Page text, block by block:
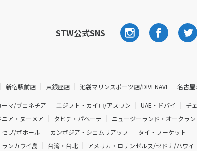
STW公式SNS
新宿駅前店 東銀座店 池袋マリンスポーツ店/DIVENAVI 名古
マ/ヴェネチア エジプト・カイロ/アスワン UAE・ドバイ チ
ア・ヌーメア
タヒチ・パペーテ ニュージーランド・オークラン
ブ/ボホール
カンボジア・シェムリアップ タイ・プーケット
ンカウイ島
台湾・台北 アメリカ・ロサンゼルス/セドナ/ハワイ